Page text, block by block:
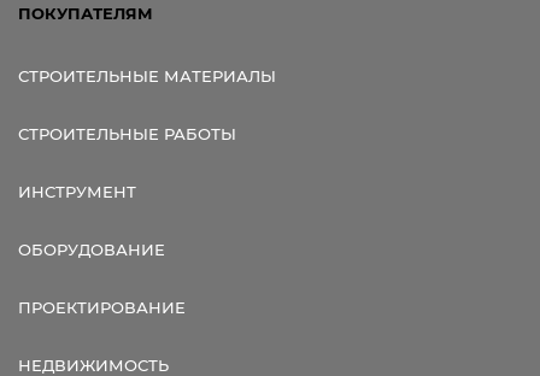
ПОКУПАТЕЛЯМ
СТРОИТЕЛЬНЫЕ МАТЕРИАЛЫ
СТРОИТЕЛЬНЫЕ РАБОТЫ
ИНСТРУМЕНТ
ОБОРУДОВАНИЕ
ПРОЕКТИРОВАНИЕ
НЕДВИЖИМОСТЬ